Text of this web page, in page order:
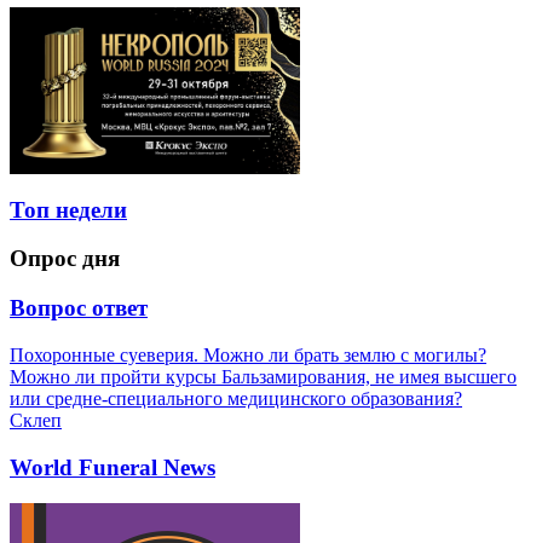
Топ недели
Опрос дня
Вопрос ответ
Похоронные суеверия. Можно ли брать землю с могилы?
Можно ли пройти курсы Бальзамирования, не имея высшего
или средне-специального медицинского образования?
Склеп
World Funeral News